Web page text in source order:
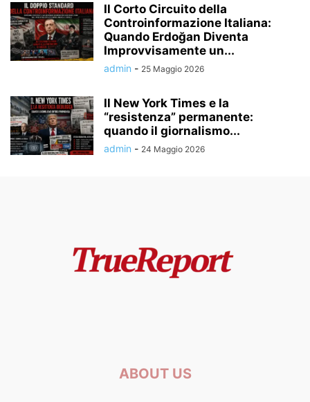
Il Corto Circuito della
Controinformazione Italiana:
Quando Erdoğan Diventa
Improvvisamente un...
admin - 25 Maggio 2026
Il New York Times e la
“resistenza” permanente:
quando il giornalismo...
admin - 24 Maggio 2026
ABOUT US